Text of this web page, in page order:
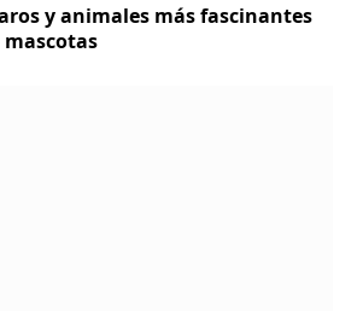
y animales más fascinantes